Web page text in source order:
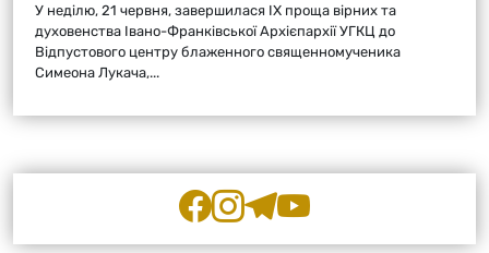
У неділю, 21 червня, завершилася ІХ проща вірних та
духовенства Івано-Франківської Архієпархії УГКЦ до
Відпустового центру блаженного священномученика
Симеона Лукача,...